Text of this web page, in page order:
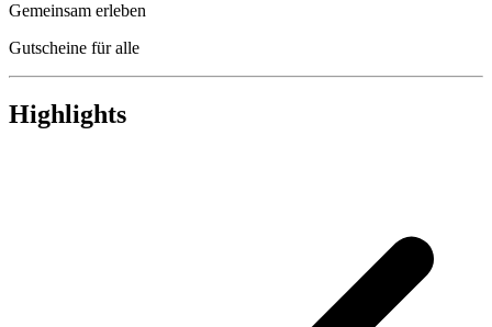
Gemeinsam erleben
Gutscheine für alle
Highlights